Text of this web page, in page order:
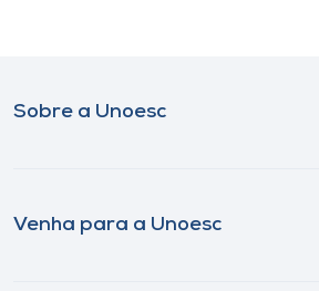
Sobre a Unoesc
Venha para a Unoesc